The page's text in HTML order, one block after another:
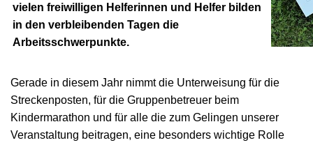
vielen freiwilligen Helferinnen und Helfer bilden
in den verbleibenden Tagen die
Arbeitsschwerpunkte.
Gerade in diesem Jahr nimmt die Unterweisung für die
Streckenposten, für die Gruppenbetreuer beim
Kindermarathon und für alle die zum Gelingen unserer
Veranstaltung beitragen, eine besonders wichtige Rolle